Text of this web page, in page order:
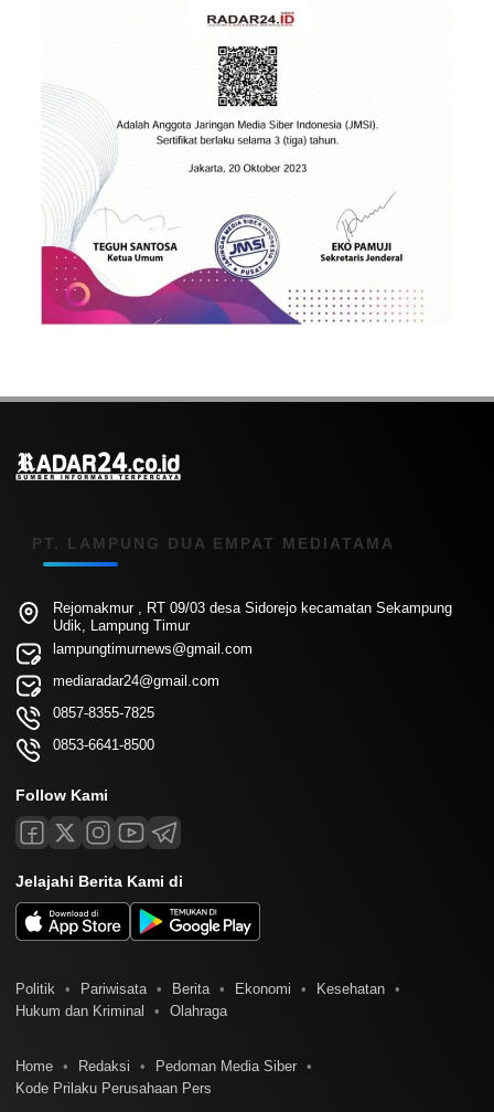
PT. LAMPUNG DUA EMPAT MEDIATAMA
Rejomakmur , RT 09/03 desa Sidorejo kecamatan Sekampung
Udik, Lampung Timur
lampungtimurnews@gmail.com
mediaradar24@gmail.com
0857-8355-7825
0853-6641-8500
Follow Kami
Jelajahi Berita Kami di
Politik Pariwisata Berita Ekonomi
Kesehatan
Hukum dan Kriminal
Olahraga
Home Redaksi
Pedoman Media Siber
Kode Prilaku Perusahaan Pers